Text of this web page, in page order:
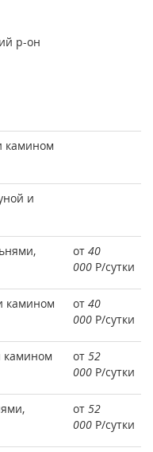
р-он
камином
и
от 40
000 Р/сутки
камином от 40
000 Р/сутки
камином от 52
000 Р/сутки
от 52
000 Р/сутки